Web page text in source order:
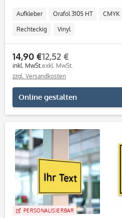
Aufkleber Orafol 3105 HT CMYK
Rechteckig Vinyl
14,90 €
inkl. MwSt.
12,52 €
exkl. MwSt.
zzgl. Versandkosten
Online gestalten
PERSONALISIERBAR